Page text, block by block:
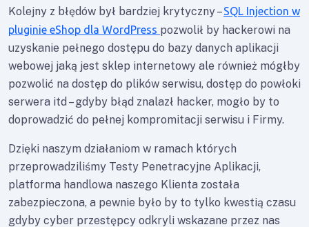
Kolejny z błędów był bardziej krytyczny –SQL Injection w
pluginie eShop dla WordPress pozwolił by hackerowi na
uzyskanie pełnego dostępu do bazy danych aplikacji
webowej jaką jest sklep internetowy ale również mógłby
pozwolić na dostęp do plików serwisu, dostęp do powłoki
serwera itd – gdyby błąd znalazł hacker, mogło by to
doprowadzić do pełnej kompromitacji serwisu i Firmy.
Dzięki naszym działaniom w ramach których
przeprowadziliśmy Testy Penetracyjne Aplikacji,
platforma handlowa naszego Klienta została
zabezpieczona, a pewnie było by to tylko kwestią czasu
gdyby cyber przestępcy odkryli wskazane przez nas